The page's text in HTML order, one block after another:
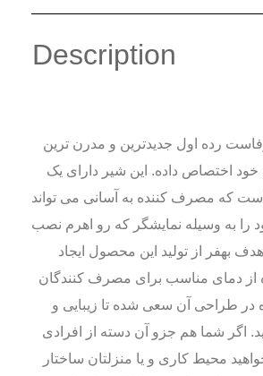
Description
رده اول جدیدترین و مدرن ترین
خود اختصاص داده. این شیر دارای یک
که مصرف کننده به آسانی می تواند
را به وسیله نمایشگر که رو اهرم نصب
بهفر از تولید این محصول ایجاد
از دمای مناسب برای مصرف کنندگان
در طراحی آن سعی شده تا زیبایی و
اگر شما هم جزو آن دسته از افرادی
محیط کاری و یا منزلتان ساختار